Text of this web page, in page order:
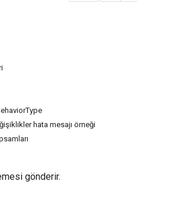
hata mesajı örneği
gönderir.